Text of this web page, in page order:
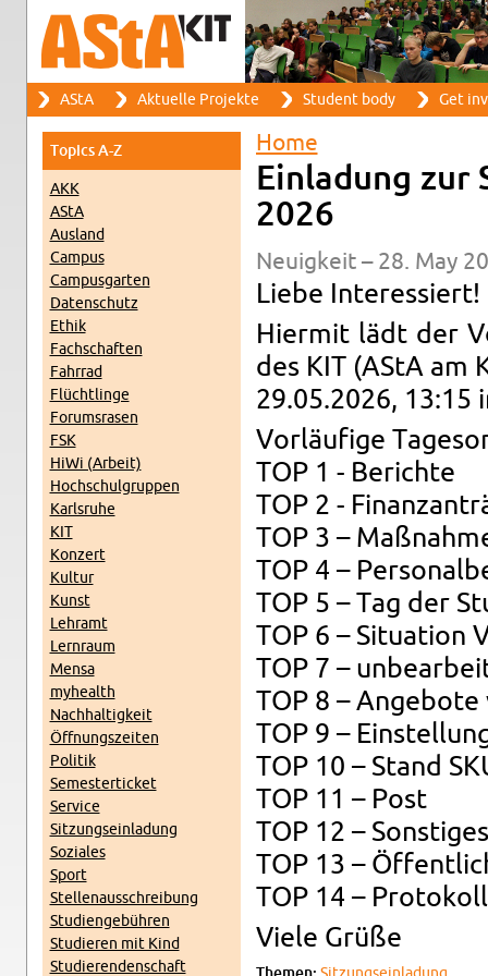
Search form
Search
Main menu
AStA Ak­tuelle Pro­jekte Stu­dent body Get
Top­ics A-Z
AKK
AStA
Aus­land
Cam­pus
Cam­pus­garten
Daten­schutz
Ethik
Fach­schaften
Fahrrad
Flüchtlinge
Fo­rum­srasen
FSK
HiWi (Ar­beit)
Hochschul­grup­pen
Karl­sruhe
KIT
Konz­ert
Kul­tur
Kunst
Lehramt
Lern­raum
Mensa
my­health
Nach­haltigkeit
Öff­nungszeiten
Poli­tik
Se­mes­terticket
Ser­vice
Sitzung­sein­ladung
Soziales
Sport
Stel­lenauss­chrei­bung
Stu­di­engebühren
Studieren mit Kind
Studieren­den­schaft
You are here
Home
Ein­ladung zur
2026
Neuigkeit – 28. May
Liebe In­ter­essiert!
Hi­er­mit lädt der
des KIT (AStA am
29.05.2026, 13:15
Vorläufige
TOP 1 - Berichte
TOP 2 -
TOP 3 –
TOP 4 –
TOP 5 – Tag der
TOP 6 – Sit­u­a­tion
TOP 7 –
TOP 8 –
TOP 9 –
TOP 10 – Stand
TOP 11 – Post
TOP 12 – Son­stiges
TOP 13 –
TOP 14 –
Viele Grüße